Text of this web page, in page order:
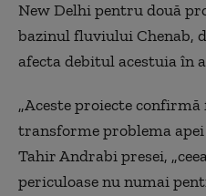
New Delhi pentru două
bazinul fluviului Chenab,
afecta debitul acestuia în
„Aceste proiecte
transforme problema
Tahir Andrabi presei,
periculoase nu numai